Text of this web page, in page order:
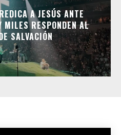
A JESÚS ANTE
RESPONDEN AL
SALVACIÓN